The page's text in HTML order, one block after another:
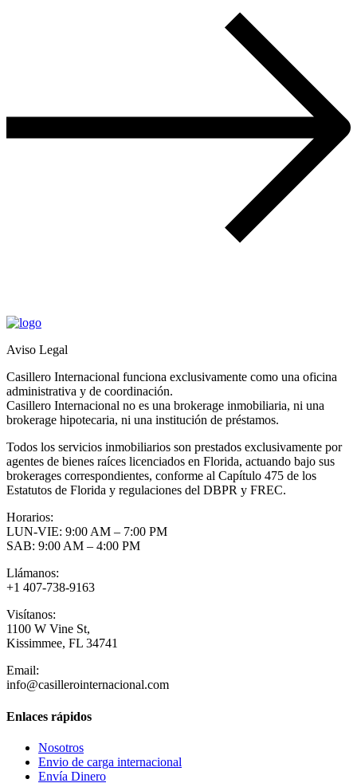
Aviso Legal
Casillero Internacional funciona exclusivamente como una oficina
administrativa y de coordinación.
Casillero Internacional no es una brokerage inmobiliaria, ni una
brokerage hipotecaria, ni una institución de préstamos.
Todos los servicios inmobiliarios son prestados exclusivamente por
agentes de bienes raíces licenciados en Florida, actuando bajo sus
brokerages correspondientes, conforme al Capítulo 475 de los
Estatutos de Florida y regulaciones del DBPR y FREC.
Horarios:
LUN-VIE: 9:00 AM – 7:00 PM
SAB: 9:00 AM – 4:00 PM
Llámanos:
+1 407-738-9163
Visítanos:
1100 W Vine St,
Kissimmee, FL 34741
Email:
info@casillerointernacional.com
Enlaces rápidos
Nosotros
Envio de carga internacional
Envía Dinero